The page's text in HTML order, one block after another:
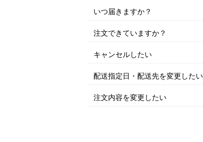
いつ届きますか？
注文できていますか？
キャンセルしたい
配送指定日・配送先を変更したい
注文内容を変更したい